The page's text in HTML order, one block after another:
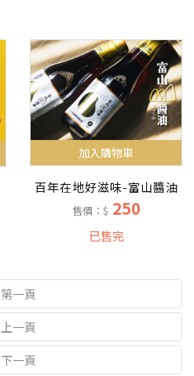
加入購物車
百年在地好滋味-富山醬油
售價：$ 250
已售完
第一頁
上一頁
下一頁